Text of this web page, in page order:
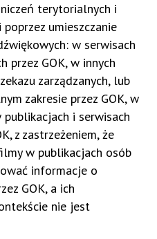
terytorialnych i
umieszczanie
w serwisach
przez GOK, w innych
zarządzanych, lub
zakresie przez GOK, w
i serwisach
z zastrzeżeniem, że
w publikacjach osób
informacje o
GOK, a ich
nie jest